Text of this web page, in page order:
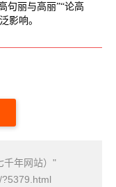
句丽与高丽”“论高
影响。
千年网站）"